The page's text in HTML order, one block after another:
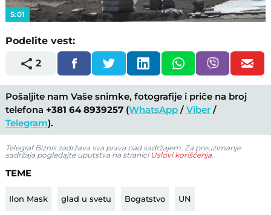
5:01
Podelite vest:
2
Pošaljite nam Vaše snimke, fotografije i priče na broj
telefona +381 64 8939257 (WhatsApp /Viber /
Telegram).
Telegraf Biznis zadržava sva prava nad sadržajem. Za preuzimanje
sadržaja pogledajte uputstva na stranici Uslovi korišćenja.
TEME
Ilon Mask glad u svetu Bogatstvo UN